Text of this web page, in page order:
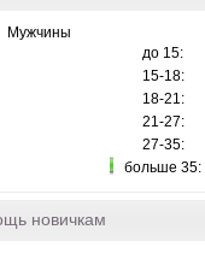
Мужчины
до 15:
15-18:
18-21:
21-27:
27-35:
больше 35:
новичкам